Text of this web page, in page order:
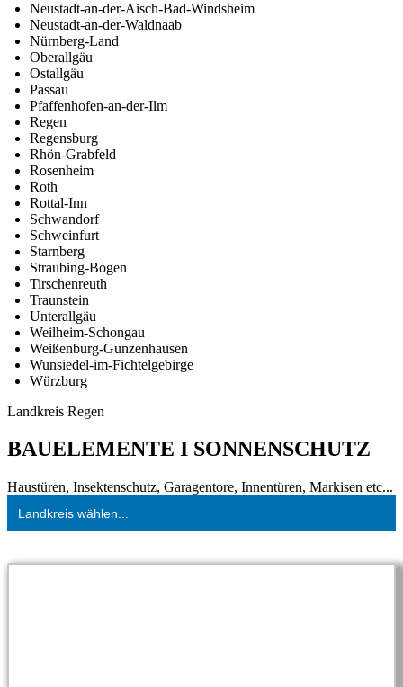
Neustadt-an-der-Aisch-Bad-Windsheim
Neustadt-an-der-Waldnaab
Nürnberg-Land
Oberallgäu
Ostallgäu
Passau
Pfaffenhofen-an-der-Ilm
Regen
Regensburg
Rhön-Grabfeld
Rosenheim
Roth
Rottal-Inn
Schwandorf
Schweinfurt
Starnberg
Straubing-Bogen
Tirschenreuth
Traunstein
Unterallgäu
Weilheim-Schongau
Weißenburg-Gunzenhausen
Wunsiedel-im-Fichtelgebirge
Würzburg
Landkreis Regen
BAUELEMENTE I SONNENSCHUTZ
Haustüren, Insektenschutz, Garagentore, Innentüren, Markisen etc...
Landkreis wählen...